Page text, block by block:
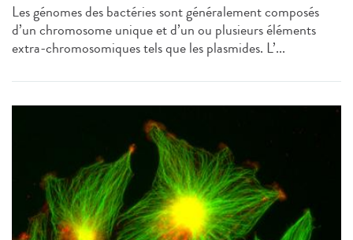
Les génomes des bactéries sont généralement composés
d’un chromosome unique et d’un ou plusieurs éléments
extra-chromosomiques tels que les plasmides. L’...